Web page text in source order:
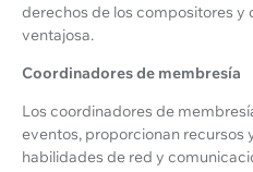
derechos de los compositores y
ventajosa.
Coordinadores de membresía
Los coordinadores de
eventos, proporcionan recursos
habilidades de red y